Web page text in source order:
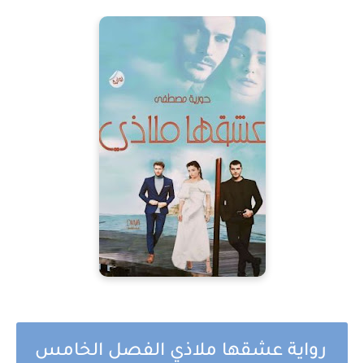
رواية عشقها ملاذي الفصل الخامس